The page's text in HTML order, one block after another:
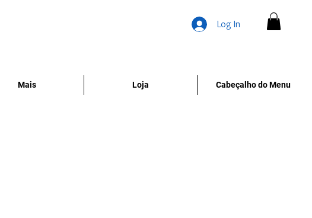
Log In
Mais Loja Cabeçalho do Menu